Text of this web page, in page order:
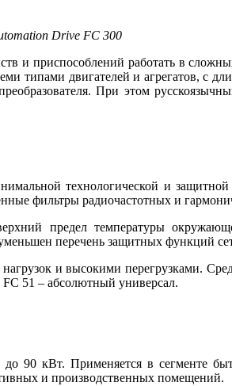
Drive FC 300
и приспособлений работать в
типами двигателей и агрегатов, с
При этом
технологической и
фильтры радиочастотных и
предел температуры
перечень защитных функций
и высокими перегрузками.
51 – абсолютный универсал.
до 90 кВт. Применяется в сегменте
и производственных помещений.